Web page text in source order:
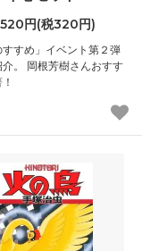
円(税320円)
すすめ」イベント第２弾
介。 岡根芳樹さんおすす